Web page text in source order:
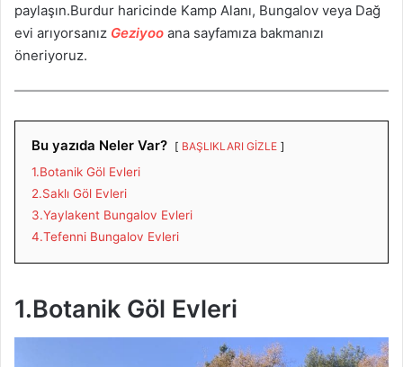
paylaşın.Burdur haricinde Kamp Alanı, Bungalov veya Dağ
evi arıyorsanız Geziyoo ana sayfamıza bakmanızı
öneriyoruz.
Bu yazıda Neler Var? BAŞLIKLARI GİZLE
1.Botanik Göl Evleri
2.Saklı Göl Evleri
3.Yaylakent Bungalov Evleri
4.Tefenni Bungalov Evleri
1.Botanik Göl Evleri